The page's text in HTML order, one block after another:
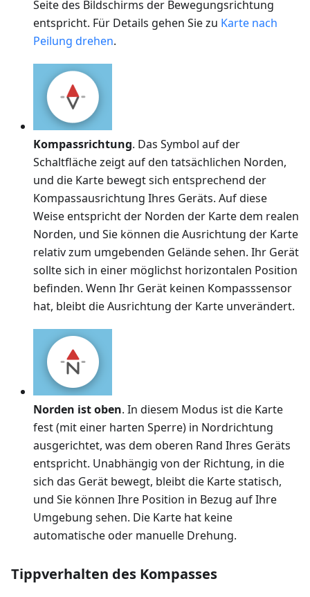
Seite des Bildschirms der Bewegungsrichtung
entspricht. Für Details gehen Sie zu Karte nach
Peilung drehen.
Kompassrichtung. Das Symbol auf der
Schaltfläche zeigt auf den tatsächlichen Norden,
und die Karte bewegt sich entsprechend der
Kompassausrichtung Ihres Geräts. Auf diese
Weise entspricht der Norden der Karte dem realen
Norden, und Sie können die Ausrichtung der Karte
relativ zum umgebenden Gelände sehen. Ihr Gerät
sollte sich in einer möglichst horizontalen Position
befinden. Wenn Ihr Gerät keinen Kompasssensor
hat, bleibt die Ausrichtung der Karte unverändert.
Norden ist oben. In diesem Modus ist die Karte
fest (mit einer harten Sperre) in Nordrichtung
ausgerichtet, was dem oberen Rand Ihres Geräts
entspricht. Unabhängig von der Richtung, in die
sich das Gerät bewegt, bleibt die Karte statisch,
und Sie können Ihre Position in Bezug auf Ihre
Umgebung sehen. Die Karte hat keine
automatische oder manuelle Drehung.
Tippverhalten des Kompasses